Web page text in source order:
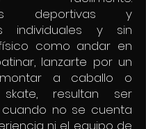
deportivas y
individuales y sin
como andar en
lanzarte por un
a caballo o
resultan ser
cuando no se cuenta
ni el equipo de